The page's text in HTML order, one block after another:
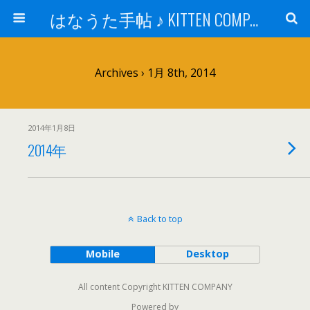
はなうた手帖 ♪ KITTEN COMPANY
Archives › 1月 8th, 2014
2014年1月8日
2014年
Back to top
Mobile Desktop
All content Copyright KITTEN COMPANY
Powered by